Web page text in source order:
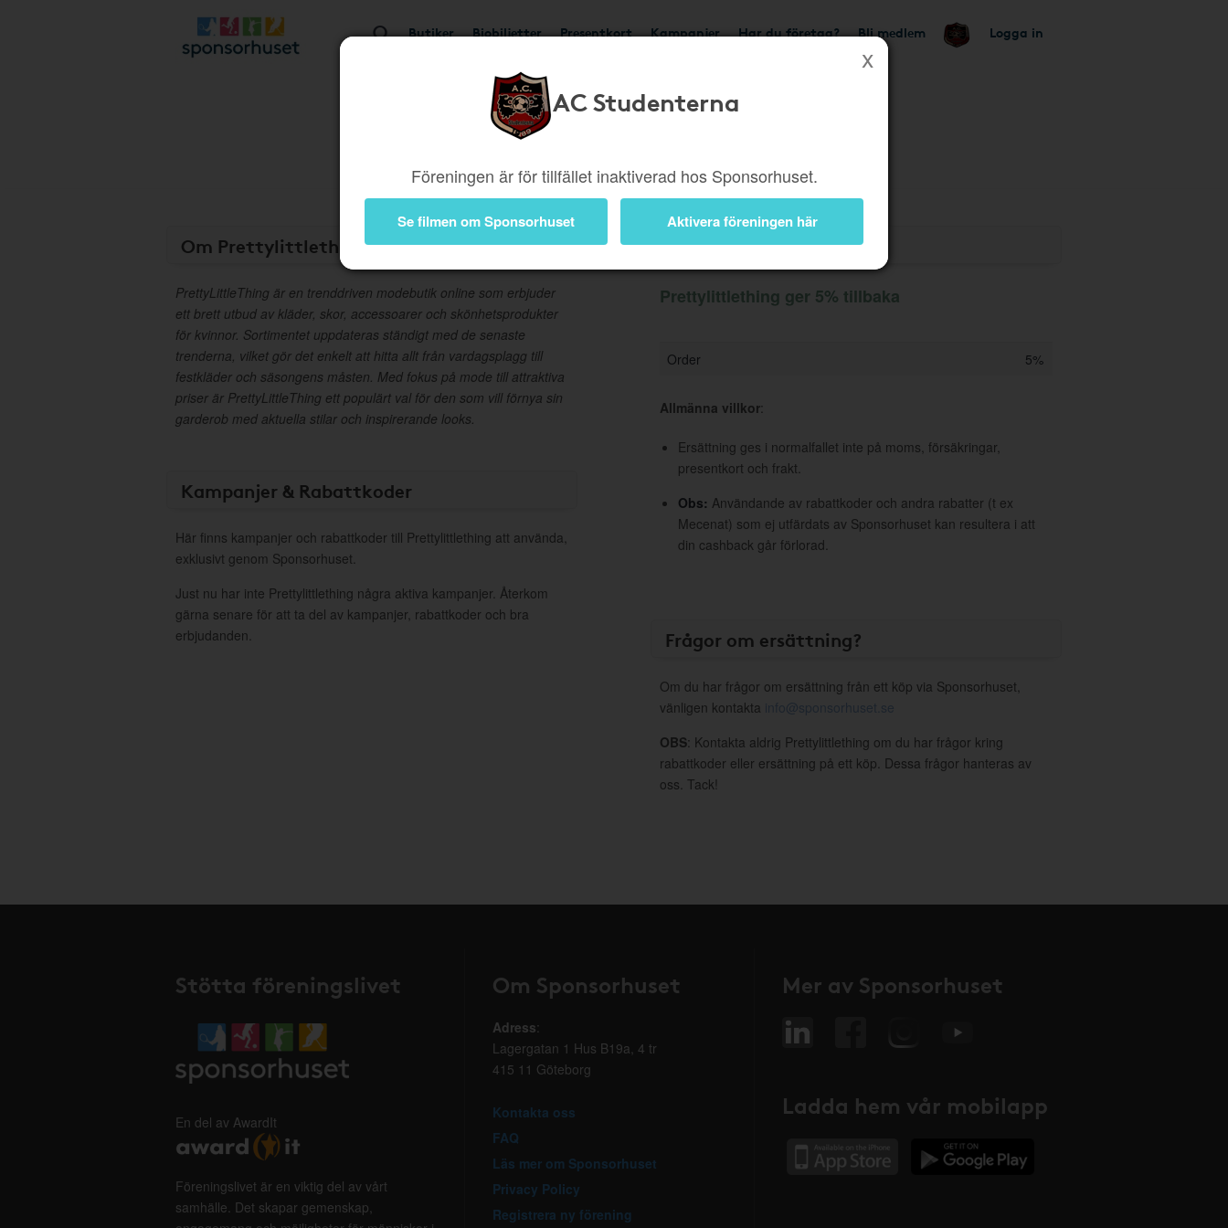
Butiker Biobiljetter Presentkort Kampanjer Har du företag? Bli medlem Logga in
AC Studenterna
Föreningen är för tillfället inaktiverad hos Sponsorhuset.
Se filmen om Sponsorhuset Aktivera föreningen här
Om Prettylittlething
PrettyLittleThing är en trenddriven modebutik online som erbjuder
ett brett utbud av kläder, skor, accessoarer och skönhetsprodukter
för kvinnor. Sortimentet uppdateras ständigt med de senaste
trenderna, vilket gör det enkelt att hitta allt från vardagsplagg till
festkläder och säsongens måsten. Med fokus på mode till attraktiva
priser är PrettyLittleThing ett populärt val för den som vill förnya sin
garderob med aktuella stilar och inspirerande looks.
Kampanjer & Rabattkoder
Här finns kampanjer och rabattkoder till Prettylittlething att använda,
exklusivt genom Sponsorhuset.
Just nu har inte Prettylittlething några aktiva kampanjer. Återkom
gärna senare för att ta del av kampanjer, rabattkoder och bra
erbjudanden.
Information
Prettylittlething ger 5% tillbaka
Order 5%
Allmänna villkor:
Ersättning ges i normalfallet inte på moms, försäkringar,
presentkort och frakt.
Obs: Användande av rabattkoder och andra rabatter (t ex
Mecenat) som ej utfärdats av Sponsorhuset kan resultera i att
din cashback går förlorad.
Frågor om ersättning?
Om du har frågor om ersättning från ett köp via Sponsorhuset,
vänligen kontakta info@sponsorhuset.se
OBS: Kontakta aldrig Prettylittlething om du har frågor kring
rabattkoder eller ersättning på ett köp. Dessa frågor hanteras av
oss. Tack!
Stötta föreningslivet
En del av AwardIt
Föreningslivet är en viktig del av vårt
samhälle. Det skapar gemenskap,
Om Sponsorhuset
Adress:
Lagergatan 1 Hus B19a, 4 tr
415 11 Göteborg
Kontakta oss
FAQ
Läs mer om Sponsorhuset
Privacy Policy
Registrera ny förening
Mer av Sponsorhuset
Ladda hem vår mobilapp